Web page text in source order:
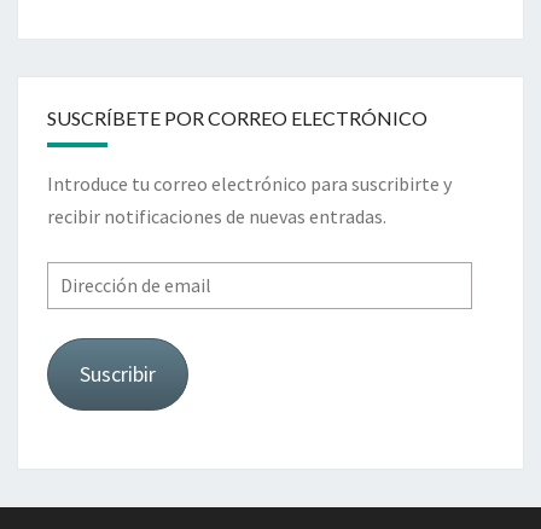
SUSCRÍBETE POR CORREO ELECTRÓNICO
Introduce tu correo electrónico para suscribirte y
recibir notificaciones de nuevas entradas.
Dirección
de
email
Suscribir